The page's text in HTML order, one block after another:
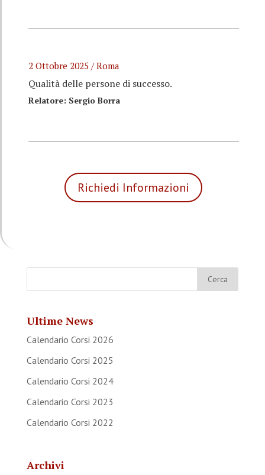
2 Ottobre 2025 / Roma
Qualità delle persone di successo.
Relatore: Sergio Borra
Richiedi Informazioni
Ultime News
Calendario Corsi 2026
Calendario Corsi 2025
Calendario Corsi 2024
Calendario Corsi 2023
Calendario Corsi 2022
Archivi